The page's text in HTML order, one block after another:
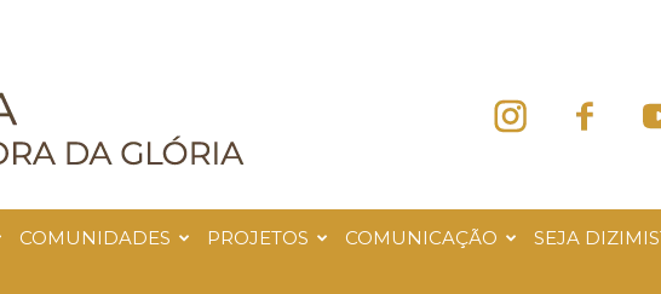
COMUNIDADES PROJETOS COMUNICAÇÃO SEJA